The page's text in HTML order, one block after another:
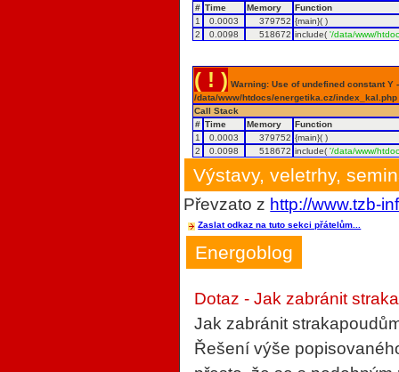
# Time Memory
Function
1
0.0003 379752 {main}( )
2
0.0098 518672 include('/data/www/
( ! ) Warning: Use of undefined constant
/data/www/htdocs/energetika.cz/
Call Stack
# Time Memory
Function
1
0.0003 379752 {main}( )
2
0.0098 518672 include('/data/www/
Výstavy, veletrhy,
Převzato z http://www.tzb-
Zaslat odkaz na tuto sekci přátelům...
Energoblog
Dotaz - Jak zabránit
Jak zabránit
Řešení výše